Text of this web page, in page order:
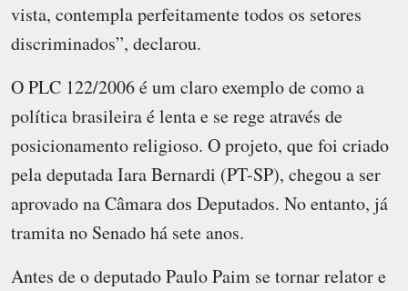
vista, contempla perfeitamente todos os setores
discriminados”, declarou.
O PLC 122/2006 é um claro exemplo de como a
política brasileira é lenta e se rege através de
posicionamento religioso. O projeto, que foi criado
pela deputada Iara Bernardi (PT-SP), chegou a ser
aprovado na Câmara dos Deputados. No entanto, já
tramita no Senado há sete anos.
Antes de o deputado Paulo Paim se tornar relator e